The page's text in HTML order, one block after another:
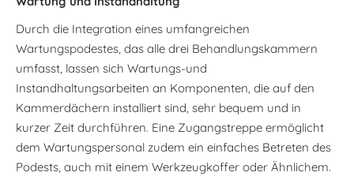
Durch die Integration eines umfangreichen
Wartungspodestes, das alle drei Behandlungskammern
umfasst, lassen sich Wartungs-und
Instandhaltungsarbeiten an Komponenten, die auf den
Kammerdächern installiert sind, sehr bequem und in
kurzer Zeit durchführen. Eine Zugangstreppe ermöglicht
dem Wartungspersonal zudem ein einfaches Betreten des
Podests, auch mit einem Werkzeugkoffer oder Ähnlichem.